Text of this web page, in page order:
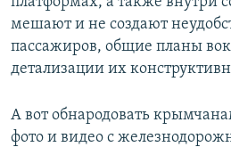
мешают и не создают
пассажиров, общие планы
детализации их
А вот обнародовать
фото и видео с